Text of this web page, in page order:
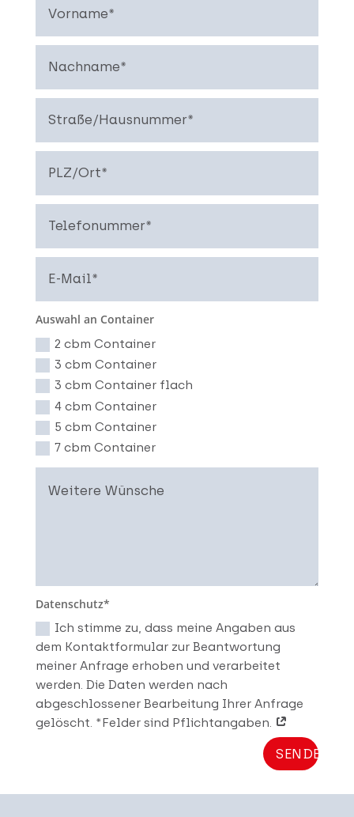
Auswahl an Container
2 cbm Container
3 cbm Container
3 cbm Container flach
4 cbm Container
5 cbm Container
7 cbm Container
Datenschutz*
Ich stimme zu, dass meine Angaben aus
dem Kontaktformular zur Beantwortung
meiner Anfrage erhoben und verarbeitet
werden. Die Daten werden nach
abgeschlossener Bearbeitung Ihrer Anfrage
gelöscht. *Felder sind Pflichtangaben.
SENDEN